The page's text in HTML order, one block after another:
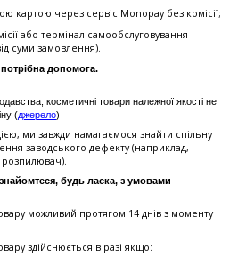
картою через сервіс Monopay без комісії;
або термінал самообслуговування
суми замовлення).
допомога.
косметичні товари належної якості не
(джерело)
ми завжди намагаємося знайти спільну
заводського дефекту (наприклад,
будь ласка, з умовами
можливий протягом 14 днів з моменту
здійснюється в разі якщо: